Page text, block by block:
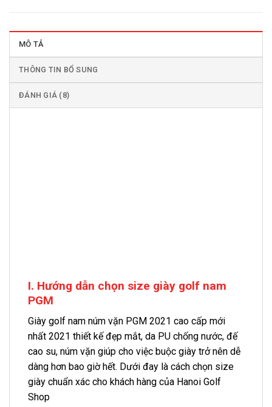
MÔ TẢ
THÔNG TIN BỔ SUNG
ĐÁNH GIÁ (8)
I. Hướng dẫn chọn size giày golf nam
PGM
Giày golf nam núm vặn PGM 2021 cao cấp mới
nhất 2021 thiết kế đẹp mắt, da PU chống nước, đế
cao su, núm vặn giúp cho việc buộc giày trở nên dễ
dàng hơn bao giờ hết. Dưới đay là cách chọn size
giày chuẩn xác cho khách hàng của Hanoi Golf
Shop